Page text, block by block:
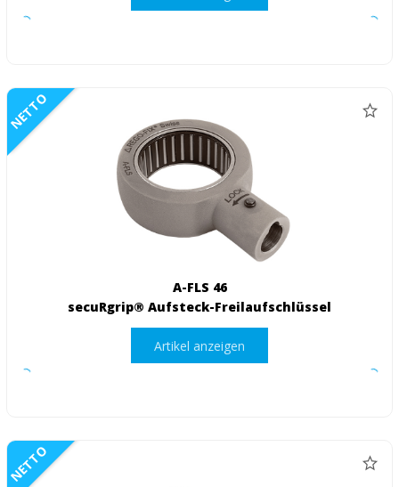
NETTO
A-FLS 46
secuRgrip® Aufsteck-Freilaufschlüssel
Artikel anzeigen
NETTO